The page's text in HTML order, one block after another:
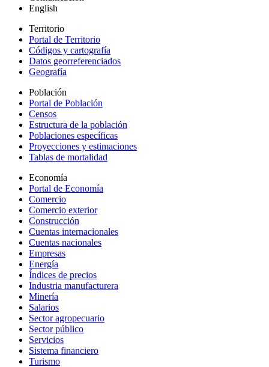
English
Territorio
Portal de Territorio
Códigos y cartografía
Datos georreferenciados
Geografía
Población
Portal de Población
Censos
Estructura de la población
Poblaciones específicas
Proyecciones y estimaciones
Tablas de mortalidad
Economía
Portal de Economía
Comercio
Comercio exterior
Construcción
Cuentas internacionales
Cuentas nacionales
Empresas
Energía
Índices de precios
Industria manufacturera
Minería
Salarios
Sector agropecuario
Sector público
Servicios
Sistema financiero
Turismo